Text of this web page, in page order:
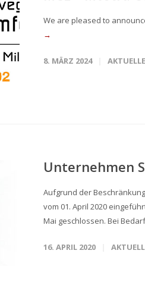
We are pleased to
→
8. MÄRZ 2024
Unternehmen
Aufgrund der
vom 01. April 2020
Mai geschlossen. Bei
16. APRIL 2020